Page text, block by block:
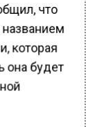
что
которая
она будет